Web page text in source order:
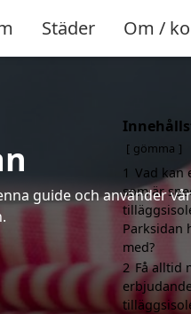
Städer Om /
guide och använder
gömma
1 Vad kan
som är
Parksidan
med?
2 Få alltid